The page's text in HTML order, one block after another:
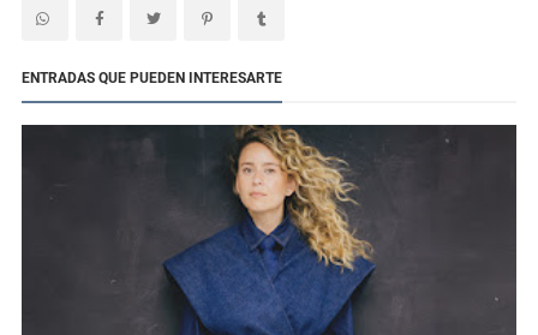
ENTRADAS QUE PUEDEN INTERESARTE